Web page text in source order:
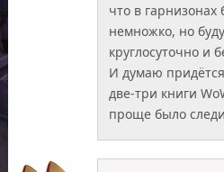
что в
немножко, но
круглосуточно и
И думаю
две-три книги
проще было